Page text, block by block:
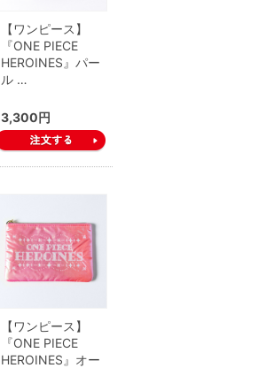
【ワンピース】
『ONE PIECE
HEROINES』パー
ル …
3,300円
【ワンピース】
『ONE PIECE
HEROINES』オー